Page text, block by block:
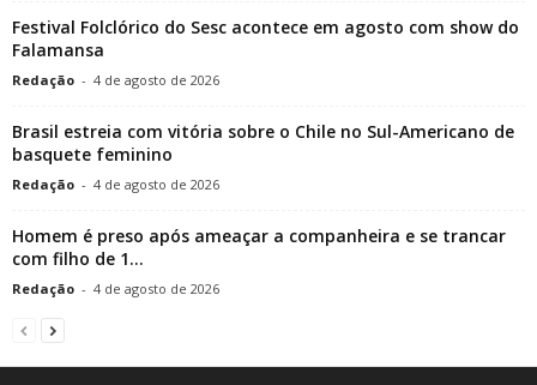
Festival Folclórico do Sesc acontece em agosto com show do
Falamansa
Redação - 4 de agosto de 2026
Brasil estreia com vitória sobre o Chile no Sul-Americano de
basquete feminino
Redação - 4 de agosto de 2026
Homem é preso após ameaçar a companheira e se trancar
com filho de 1...
Redação - 4 de agosto de 2026